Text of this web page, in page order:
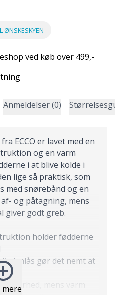
ØNSKESKYEN
ved køb over 499,-
Anmeldelser (0)
ECCO er lavet med en
og en varm
i at blive kolde i
lige så praktisk, som
med snørebånd og en
og påtagning, mens
giver godt greb.
holder fødderne
lynlås gør det nemt at
mens varm